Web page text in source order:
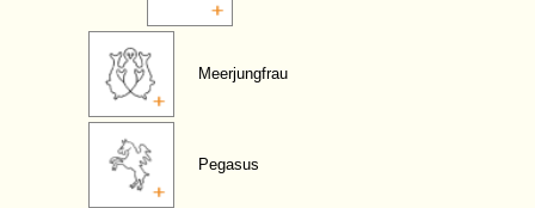
Meerjungfrau
Pegasus